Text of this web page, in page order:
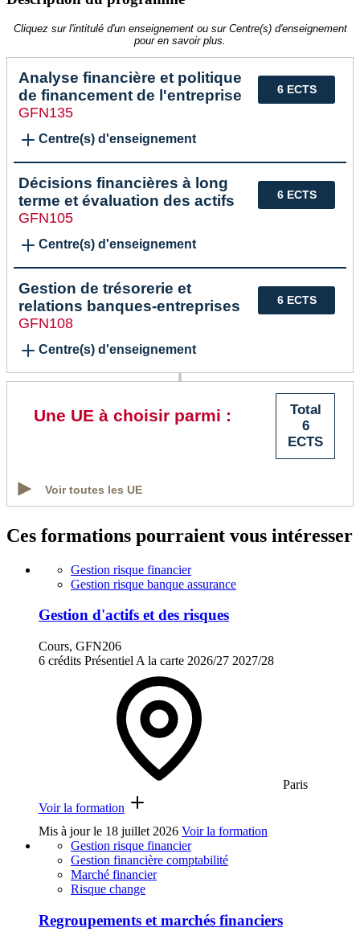
Cliquez sur l'intitulé d'un enseignement ou sur Centre(s) d'enseignement
pour en savoir plus.
6 ECTS
Analyse financière et politique
de financement de l'entreprise
GFN135
Centre(s) d'enseignement
6 ECTS
Décisions financières à long
terme et évaluation des actifs
GFN105
Centre(s) d'enseignement
6 ECTS
Gestion de trésorerie et
relations banques-entreprises
GFN108
Centre(s) d'enseignement
Total
6
ECTS
Une UE à choisir parmi :
Voir toutes les UE
Ces formations pourraient vous intéresser
Gestion risque financier
Gestion risque banque assurance
Gestion d'actifs et des risques
Cours, GFN206
6 crédits Présentiel A la carte 2026/27 2027/28
Paris
Voir la formation
Mis à jour le 18 juillet 2026 Voir la formation
Gestion risque financier
Gestion financière comptabilité
Marché financier
Risque change
Regroupements et marchés financiers